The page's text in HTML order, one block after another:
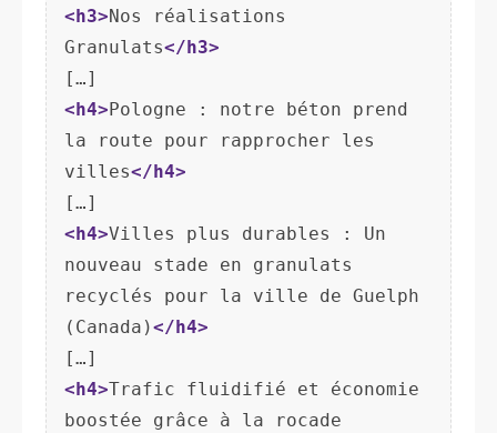
<h3>Nos réalisations
Granulats</h3>
<h4> Pologne : notre béton prend
la route pour rapprocher les
villes</h4>
<h4>Villes plus durables : Un
nouveau stade en granulats
recyclés pour la ville de Guelph
(Canada)</h4>
<h4>Trafic fluidifié et économie
boostée grâce à la rocade